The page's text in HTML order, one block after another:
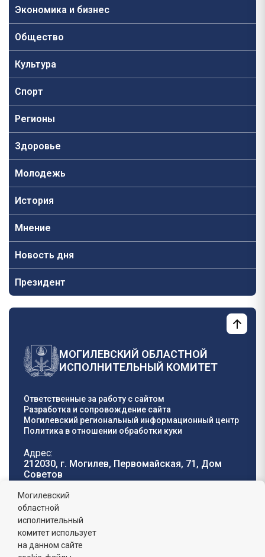
Экономика и бизнес
Общество
Культура
Спорт
Регионы
Здоровье
Молодежь
История
Мнение
Новость дня
Президент
МОГИЛЕВСКИЙ ОБЛАСТНОЙ
ИСПОЛНИТЕЛЬНЫЙ КОМИТЕТ
Ответственные за работу с сайтом
Разработка и сопровождение сайта
Могилевский региональный информационный центр
Политика в отношении обработки куки
Адрес:
212030, г. Могилев, Первомайская, 71, Дом
Cоветов
Телефон горячей
линии:
8 (0222) 71-32-55
График работы:
пн-пт: 8.00 - 17.00, сб-вс: выходной,
Могилевский
областной
исполнительный
комитет использует
на данном сайте